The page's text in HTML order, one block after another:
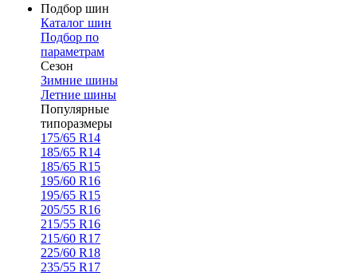
Подбор шин
Каталог шин
Подбор по
параметрам
Сезон
Зимние шины
Летние шины
Популярные
типоразмеры
175/65 R14
185/65 R14
185/65 R15
195/60 R16
195/65 R15
205/55 R16
215/55 R16
215/60 R17
225/60 R18
235/55 R17